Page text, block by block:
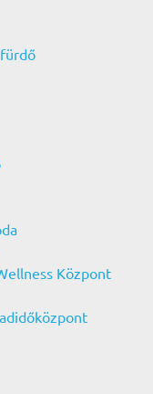
Központ